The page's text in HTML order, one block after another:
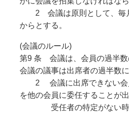
2 会議は原則として、毎
からとする。
(会議のルール)
第9 条 会議は、会員の過半数
会議の議事は出席者の過半数
2 会議に出席できない会
を他の会員に委任することが出
受任者の特定がない時は